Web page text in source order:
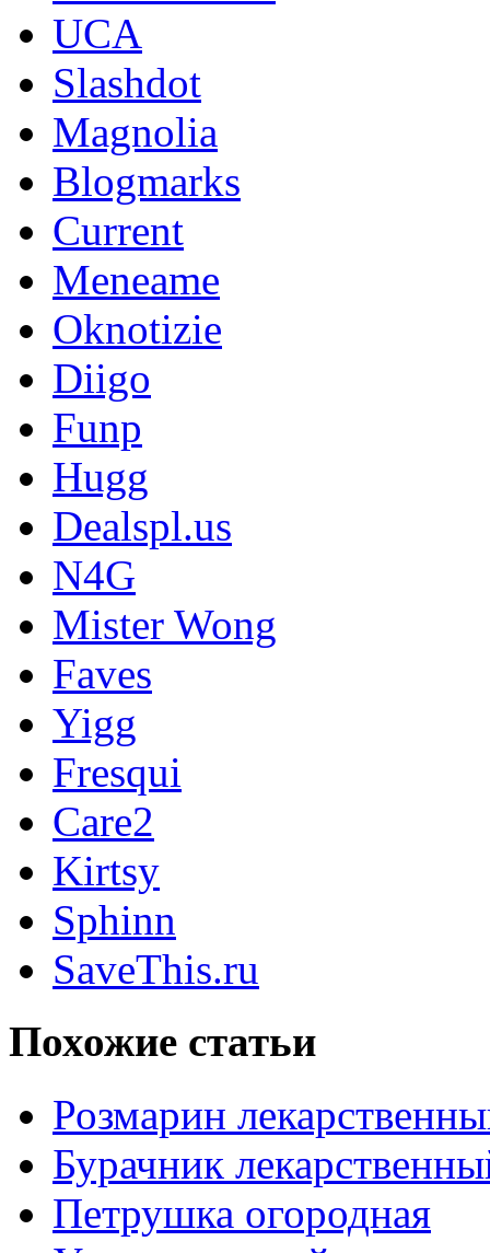
UCA
Slashdot
Magnolia
Blogmarks
Current
Meneame
Oknotizie
Diigo
Funp
Hugg
Dealspl.us
N4G
Mister Wong
Faves
Yigg
Fresqui
Care2
Kirtsy
Sphinn
SaveThis.ru
Похожие статьи
Розмарин
Бурачник
Петрушка огородная